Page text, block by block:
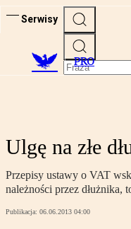
Serwisy
PRO
Ulgę na złe
Przepisy ustawy o VAT
należności przez dłużnika,
Publikacja: 06.06.2013 04:00